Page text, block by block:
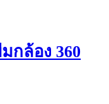
กล้อง 360